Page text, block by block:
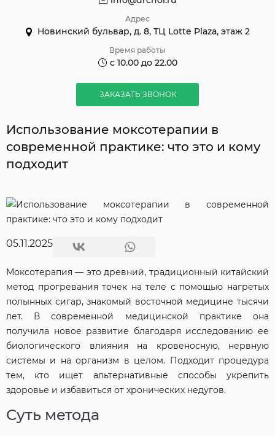
Адрес
Новинский бульвар, д. 8, ТЦ Lotte Plaza, этаж 2
Время работы
с 10.00 до 22.00
ЗАКАЗАТЬ ЗВОНОК
Использование моксотерапии в
современной практике: что это и кому
подходит
05.11.2025
Моксотерапия — это древний, традиционный китайский
метод прогревания точек на теле с помощью нагретых
полынных сигар, знакомый восточной медицине тысячи
лет. В современной медицинской практике она
получила новое развитие благодаря исследованию ее
биологического влияния на кровеносную, нервную
системы и на организм в целом. Подходит процедура
тем, кто ищет альтернативные способы укрепить
здоровье и избавиться от хронических недугов.
Суть метода